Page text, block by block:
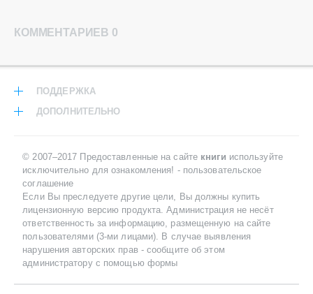
КОММЕНТАРИЕВ 0
ПОДДЕРЖКА
ДОПОЛНИТЕЛЬНО
© 2007–2017 Предоставленные на сайте книги используйте
исключительно для ознакомления! - пользовательское
соглашение
Если Вы преследуете другие цели, Вы должны купить
лицензионную версию продукта. Администрация не несёт
ответственность за информацию, размещенную на сайте
пользователями (3-ми лицами). В случае выявления
нарушения авторских прав -сообщите об этом
администратору с помощью формы